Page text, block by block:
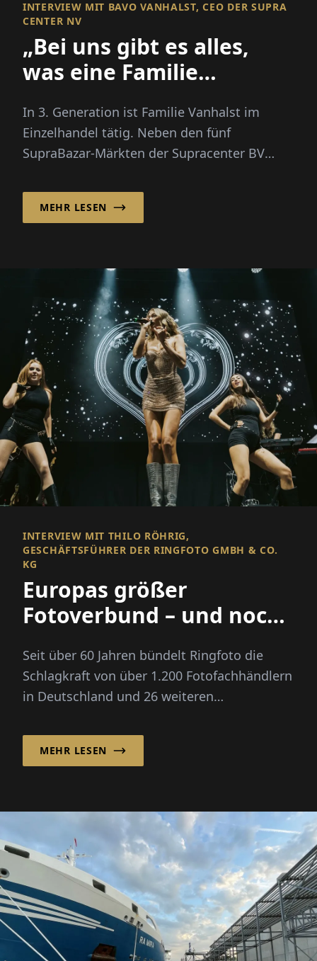
INTERVIEW MIT BAVO VANHALST, CEO DER SUPRA
CENTER NV
„Bei uns gibt es alles,
was eine Familie
In 3. Generation ist Familie Vanhalst im
Einzelhandel tätig. Neben den fünf
SupraBazar-Märkten der Supracenter BV
MEHR LESEN
INTERVIEW MIT THILO RÖHRIG,
GESCHÄFTSFÜHRER DER RINGFOTO GMBH & CO.
KG
Europas größer
Fotoverbund – und noch
Seit über 60 Jahren bündelt Ringfoto die
Schlagkraft von über 1.200 Fotofachhändlern
in Deutschland und 26 weiteren
MEHR LESEN